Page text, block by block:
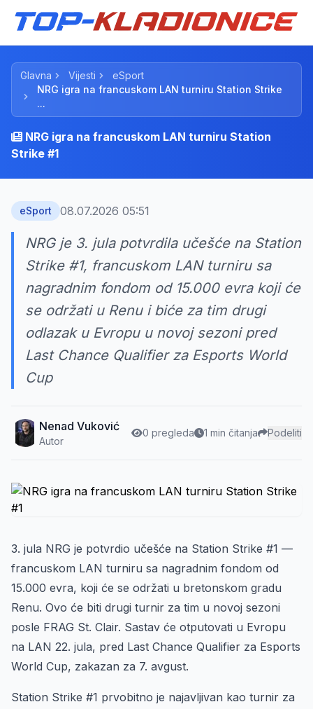
Glavna Vijesti
eSport
NRG igra na francuskom LAN turniru Station Strike
...
NRG igra na francuskom LAN turniru Station
Strike #1
eSport 08.07.2026 05:51
NRG je 3. jula potvrdila učešće na Station
Strike #1, francuskom LAN turniru sa
nagradnim fondom od 15.000 evra koji će
se održati u Renu i biće za tim drugi
odlazak u Evropu u novoj sezoni pred
Last Chance Qualifier za Esports World
Cup
Nenad Vuković
Autor
0 pregleda 1 min čitanja Podeliti
3. jula NRG je potvrdio učešće na Station Strike #1 —
francuskom LAN turniru sa nagradnim fondom od
15.000 evra, koji će se održati u bretonskom gradu
Renu. Ovo će biti drugi turnir za tim u novoj sezoni
posle FRAG St. Clair. Sastav će otputovati u Evropu
na LAN 22. jula, pred Last Chance Qualifier za Esports
World Cup, zakazan za 7. avgust.
Station Strike #1 prvobitno je najavljivan kao turnir za